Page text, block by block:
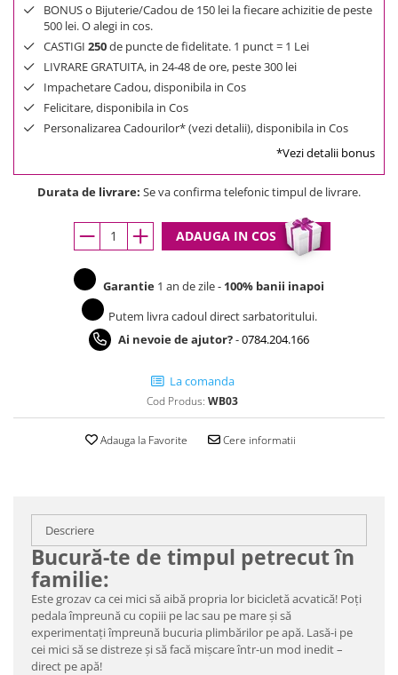
BONUS o Bijuterie/Cadou de 150 lei la fiecare achizitie de peste
500 lei. O alegi in cos.
CASTIGI 250de puncte de fidelitate. 1 punct = 1 Lei
LIVRARE GRATUITA, in 24-48 de ore, peste 300 lei
Impachetare Cadou, disponibila in Cos
Felicitare, disponibila in Cos
Personalizarea Cadourilor* (vezi detalii), disponibila in Cos
*Vezi detalii bonus
Durata de livrare: Se va confirma telefonic timpul de livrare.
ADAUGA IN COS
Garantie 1 an de zile - 100% banii inapoi
Putem livra cadoul direct sarbatoritului.
Ai nevoie de ajutor?-0784.204.166
La comanda
Cod Produs: WB03
Adauga la Favorite Cere informatii
Descriere
Bucură-te de timpul petrecut în
familie:
Este grozav ca cei mici să aibă propria lor bicicletă acvatică! Poți
pedala împreună cu copiii pe lac sau pe mare și să
experimentați împreună bucuria plimbărilor pe apă. Lasă-i pe
cei mici să se distreze și să facă mișcare într-un mod inedit –
direct pe apă!